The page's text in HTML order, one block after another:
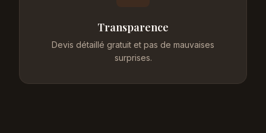
Transparence
Devis détaillé gratuit et pas de mauvaises
surprises.